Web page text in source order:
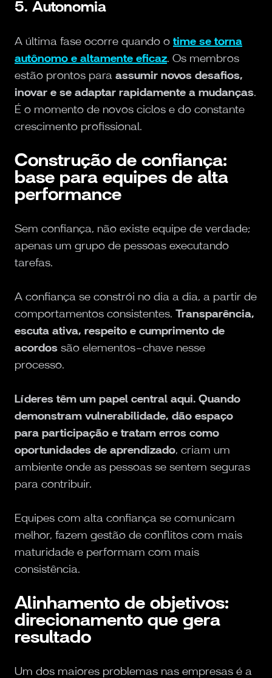
5. Autonomia
A última fase ocorre quando o time se torna
autônomo e altamente eficaz. Os membros
estão prontos para assumir novos desafios,
inovar e se adaptar rapidamente a mudanças.
É o momento de novos ciclos e do constante
crescimento profissional.
Construção de confiança:
base para equipes de alta
performance
Sem confiança, não existe equipe de verdade;
apenas um grupo de pessoas executando
tarefas.
A confiança se constrói no dia a dia, a partir de
comportamentos consistentes. Transparência,
escuta ativa, respeito e cumprimento de
acordos são elementos-chave nesse
processo.
Líderes têm um papel central aqui. Quando
demonstram vulnerabilidade, dão espaço
para participação e tratam erros como
oportunidades de aprendizado, criam um
ambiente onde as pessoas se sentem seguras
para contribuir.
Equipes com alta confiança se comunicam
melhor, fazem gestão de conflitos com mais
maturidade e performam com mais
consistência.
Alinhamento de objetivos:
direcionamento que gera
resultado
Um dos maiores problemas nas empresas é a